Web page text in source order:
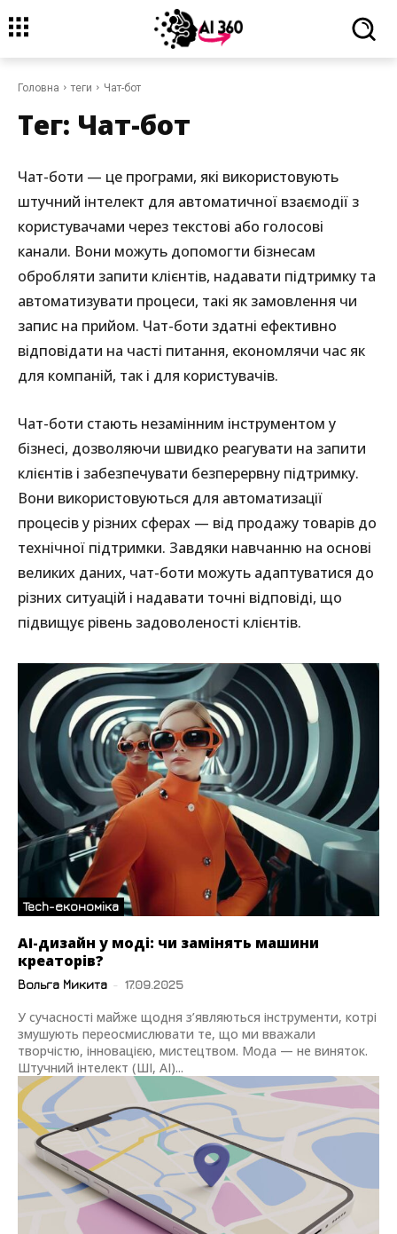
Головна теги Чат-бот
Тег: Чат-бот
Чат-боти — це програми, які використовують
штучний інтелект для автоматичної взаємодії з
користувачами через текстові або голосові
канали. Вони можуть допомогти бізнесам
обробляти запити клієнтів, надавати підтримку та
автоматизувати процеси, такі як замовлення чи
запис на прийом. Чат-боти здатні ефективно
відповідати на часті питання, економлячи час як
для компаній, так і для користувачів.
Чат-боти стають незамінним інструментом у
бізнесі, дозволяючи швидко реагувати на запити
клієнтів і забезпечувати безперервну підтримку.
Вони використовуються для автоматизації
процесів у різних сферах — від продажу товарів до
технічної підтримки. Завдяки навчанню на основі
великих даних, чат-боти можуть адаптуватися до
різних ситуацій і надавати точні відповіді, що
підвищує рівень задоволеності клієнтів.
Tech-економіка
АІ-дизайн у моді: чи замінять машини
креаторів?
Вольга Микита - 17.09.2025
У сучасності майже щодня з’являються інструменти, котрі
змушують переосмислювати те, що ми вважали
творчістю, інновацією, мистецтвом. Мода — не виняток.
Штучний інтелект (ШІ, AI)...